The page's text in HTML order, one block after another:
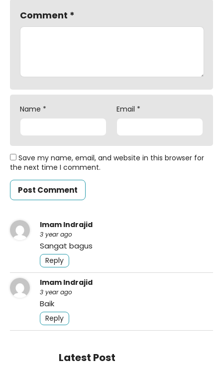
Comment *
Name * Email *
Save my name, email, and website in this browser for
the next time I comment.
Imam Indrajid
3 year ago
Sangat bagus
Reply
Imam Indrajid
3 year ago
Baik
Reply
Latest Post